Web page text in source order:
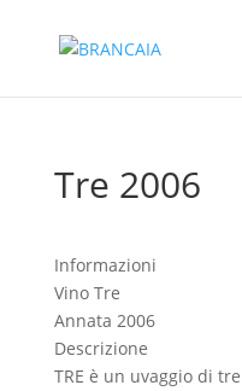
Tre 2006
Informazioni
VinoTre
Annata 2006
Descrizione
TRE è un uvaggio di